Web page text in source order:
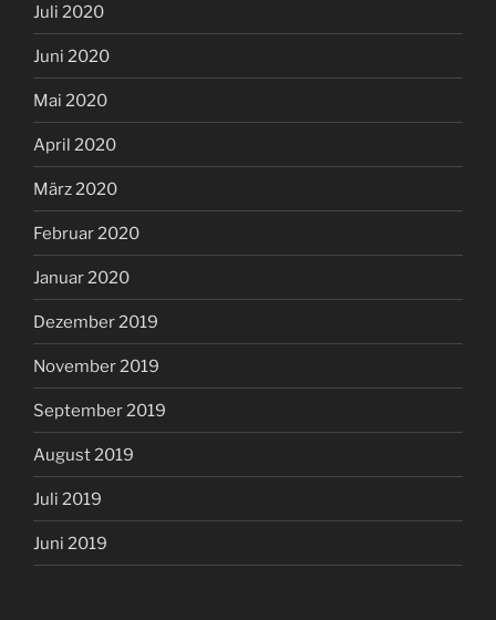
Juli 2020
Juni 2020
Mai 2020
April 2020
März 2020
Februar 2020
Januar 2020
Dezember 2019
November 2019
September 2019
August 2019
Juli 2019
Juni 2019